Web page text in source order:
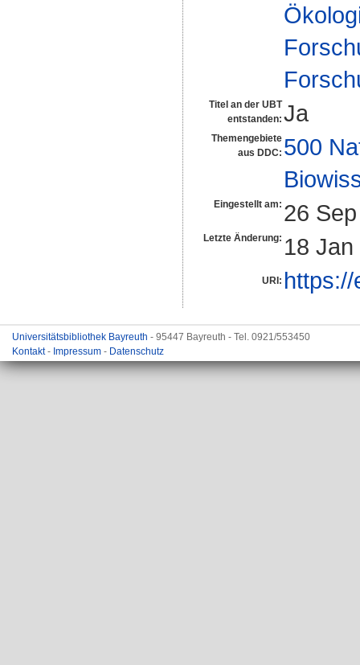
Titel an der UBT
entstanden: Ja
Themengebiete
aus DDC: 500
Eingestellt am: 26
Letzte Änderung: 18
URI:
Universitätsbibliothek Bayreuth - 95447 Bayreuth - Tel. 0921/553450
Kontakt- Impressum - Datenschutz